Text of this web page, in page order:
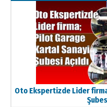
Oto Ekspertizde Lider